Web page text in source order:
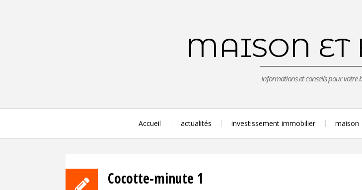
MAISON ET
Informations et conseils pour votre
Accueil actualités investissement immobilier maison
Cocotte-minute 1